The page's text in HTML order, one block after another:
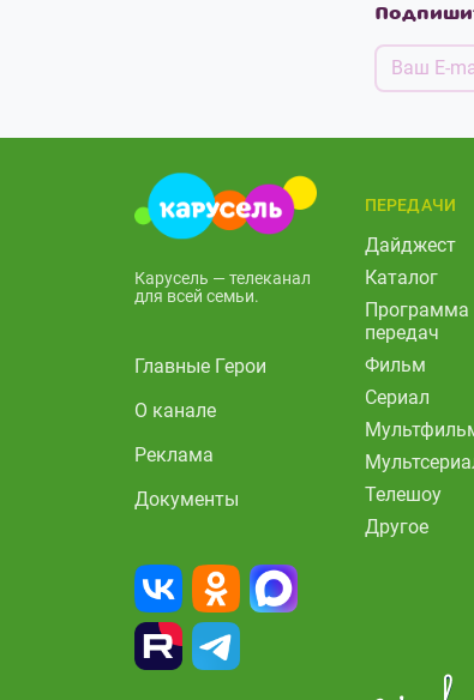
Карусель — телеканал
для всей семьи.
Главные Герои
О канале
Реклама
Документы
ПЕРЕДАЧИ
Дайджест
Каталог
Программа
передач
Фильм
Сериал
Телешоу
Другое